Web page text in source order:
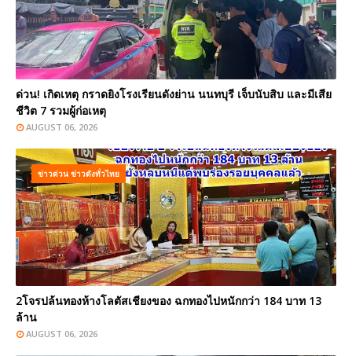
ด่วน! เกิดเหตุ กราดยิงโรงเรียนดังย่าน นนทบุรี เจ็บนับสิบ และมีเสีย
ชีวิต 7 รวมผู้ก่อเหตุ
AUGUST 06, 2026
ข่าวด่วน ข่าวดังทั่วไทย
2โจรปล้นทองห้างโลตัสเชียงของ ฉกทองไปหนักกว่า 184 บาท 13
ล้าน
AUGUST 06, 2026